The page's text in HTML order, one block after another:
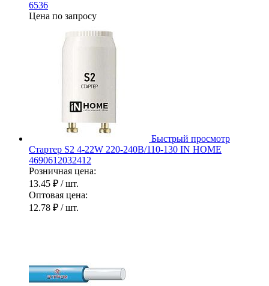
6536
Цена по запросу
Быстрый просмотр
Стартер S2 4-22W 220-240В/110-130 IN HOME
4690612032412
Розничная цена:
13.45 ₽ / шт.
Оптовая цена:
12.78 ₽ / шт.